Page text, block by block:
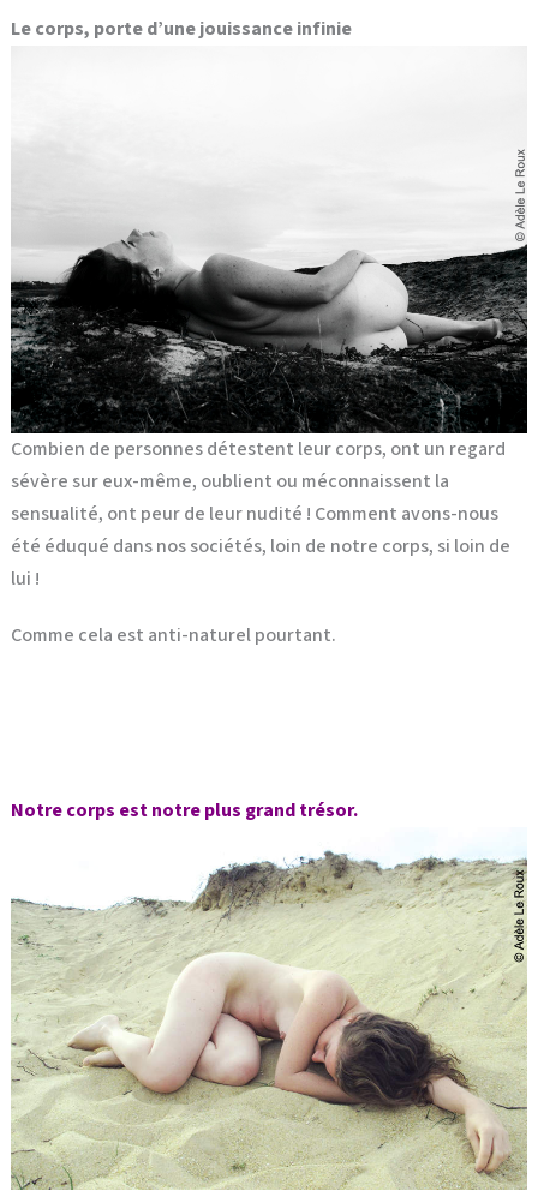
Le corps, porte d’une jouissance infinie
Combien de personnes détestent leur corps, ont un regard
sévère sur eux-même, oublient ou méconnaissent la
sensualité, ont peur de leur nudité ! Comment avons-nous
été éduqué dans nos sociétés, loin de notre corps, si loin de
lui !
Comme cela est anti-naturel pourtant.
Notre corps est notre plus grand trésor.